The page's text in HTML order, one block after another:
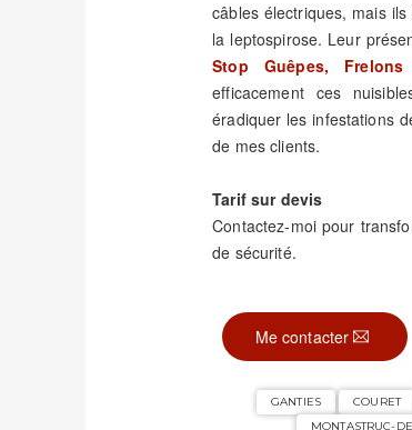
câbles électriques, mais
la leptospirose. Leur
Stop Guêpes,
efficacement ces
éradiquer les infestations
de mes clients.
Tarif sur devis
Contactez-moi pour
de sécurité.
Me contacter
GANTIES COURET
MONTASTRUC-